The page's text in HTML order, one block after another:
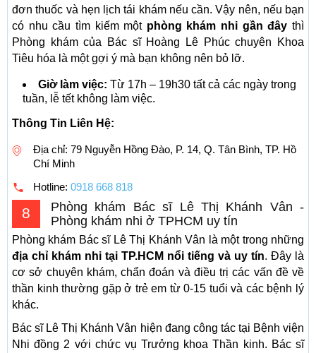
đơn thuốc và hẹn lịch tái khám nếu cần. Vậy nên, nếu bạn
có nhu cầu tìm kiếm mộtphòng khám nhi gần đây thì
Phòng khám của Bác sĩ Hoàng Lê Phúc chuyên Khoa
Tiêu hóa là một gợi ý mà bạn không nên bỏ lỡ.
Giờ làm việc: Từ 17h – 19h30 tất cả các ngày trong
tuần, lễ tết không làm việc.
Thông Tin Liên Hệ:
Địa chỉ: 79 Nguyễn Hồng Đào, P. 14, Q. Tân Bình, TP. Hồ
Chí Minh
Hotline: 0918 668 818
8
Phòng khám Bác sĩ Lê Thị Khánh Vân -
Phòng khám nhi ở TPHCM uy tín
Phòng khám Bác sĩ Lê Thị Khánh Vân là một trong những
địa chỉ khám nhi tại TP.HCM nổi tiếng và uy tín. Đây là
cơ sở chuyên khám, chẩn đoán và điều trị các vấn đề về
thần kinh thường gặp ở trẻ em từ 0-15 tuổi và các bệnh lý
khác.
Bác sĩ Lê Thị Khánh Vân hiện đang công tác tại Bệnh viện
Nhi đồng 2 với chức vụ Trưởng khoa Thần kinh. Bác sĩ